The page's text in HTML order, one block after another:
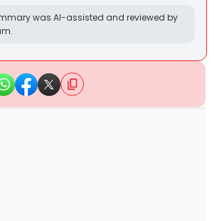
was AI-assisted and reviewed by